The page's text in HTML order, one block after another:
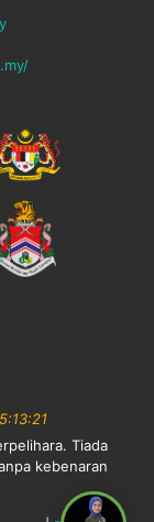
Tiada
kebenaran